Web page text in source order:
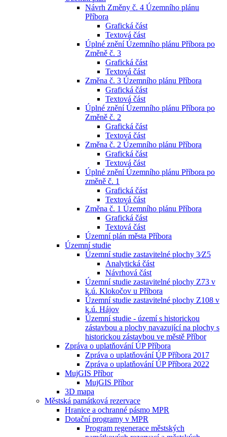
Návrh Změny č. 4 Územního plánu
Příbora
Grafická část
Textová část
Úplné znění Územního plánu Příbora po
Změně č. 3
Grafická část
Textová část
Změna č. 3 Územního plánu Příbora
Grafická část
Textová část
Úplné znění Územního plánu Příbora po
Změně č. 2
Grafická část
Textová část
Změna č. 2 Územního plánu Příbora
Grafická část
Textová část
Úplné znění Územního plánu Příbora po
změně č. 1
Grafická část
Textová část
Změna č. 1 Územního plánu Příbora
Grafická část
Textová část
Územní plán města Příbora
Územní studie
Územní studie zastavitelné plochy 3⁄Z5
Analytická část
Návrhová část
Územní studie zastavitelné plochy Z73 v
k.ú. Klokočov u Příbora
Územní studie zastavitelné plochy Z108 v
k.ú. Hájov
Územní studie - území s historickou
zástavbou a plochy navazující na plochy s
historickou zástavbou ve městě Příbor
Zpráva o uplatňování ÚP Příbora
Zpráva o uplatňování ÚP Příbora 2017
Zpráva o uplatňování ÚP Příbora 2022
MujGIS Příbor
MujGIS Příbor
3D mapa
Městská památková rezervace
Hranice a ochranné pásmo MPR
Dotační programy v MPR
Program regenerace městských